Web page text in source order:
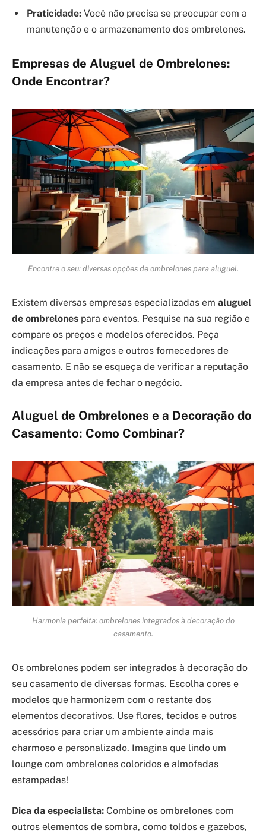
Praticidade: Você não precisa se preocupar com a
manutenção e o armazenamento dos ombrelones.
Empresas de Aluguel de Ombrelones:
Onde Encontrar?
Encontre o seu: diversas opções de ombrelones para aluguel.
Existem diversas empresas especializadas em aluguel
de ombrelones para eventos. Pesquise na sua região e
compare os preços e modelos oferecidos. Peça
indicações para amigos e outros fornecedores de
casamento. E não se esqueça de verificar a reputação
da empresa antes de fechar o negócio.
Aluguel de Ombrelones e a Decoração do
Casamento: Como Combinar?
Harmonia perfeita: ombrelones integrados à decoração do
casamento.
Os ombrelones podem ser integrados à decoração do
seu casamento de diversas formas. Escolha cores e
modelos que harmonizem com o restante dos
elementos decorativos. Use flores, tecidos e outros
acessórios para criar um ambiente ainda mais
charmoso e personalizado. Imagina que lindo um
lounge com ombrelones coloridos e almofadas
estampadas!
Dica da especialista: Combine os ombrelones com
outros elementos de sombra, como toldos e gazebos,